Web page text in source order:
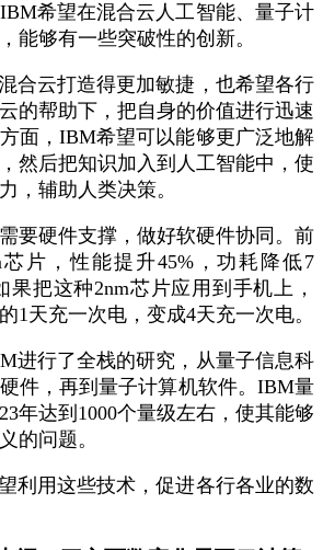
希望在混合云人工智能、量子计
能够有一些突破性的创新。
合云打造得更加敏捷，也希望各行
的帮助下，把自身的价值进行迅速
面，IBM希望可以能够更广泛地解
然后把知识加入到人工智能中，使
，辅助人类决策。
要硬件支撑，做好软硬件协同。前
片，性能提升45%，功耗降低7
果把这种2nm芯片应用到手机上，
1天充一次电，变成4天充一次电。
进行了全栈的研究，从量子信息科
件，再到量子计算机软件。IBM量
年达到1000个量级左右，使其能够
的问题。
利用这些技术，促进各行各业的数